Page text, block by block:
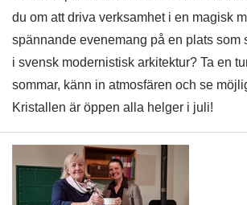
du om att driva verksamhet i en magisk
spännande evenemang på en plats som
i svensk modernistisk arkitektur? Ta en
sommar, känn in atmosfären och se
Kristallen är öppen alla helger i juli!